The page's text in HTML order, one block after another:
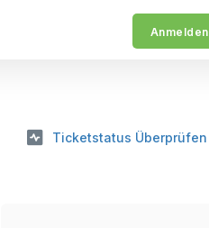
Anmelden
Ticketstatus Überprüfen